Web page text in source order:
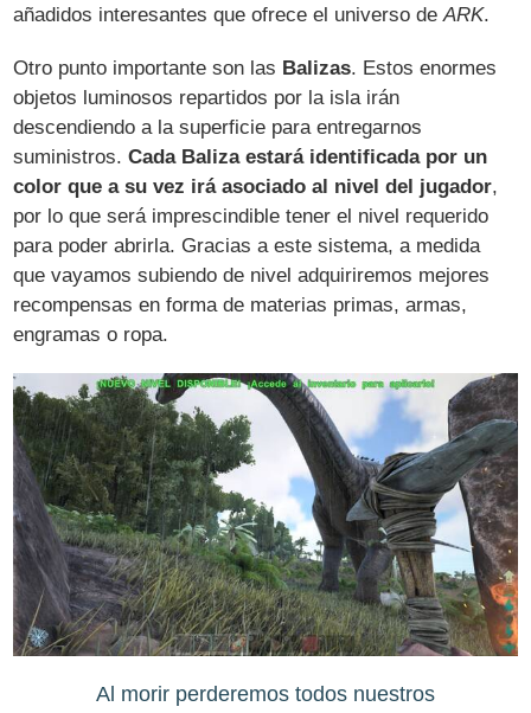
añadidos interesantes que ofrece el universo deARK.
Otro punto importante son las Balizas. Estos enormes
objetos luminosos repartidos por la isla irán
descendiendo a la superficie para entregarnos
suministros.Cada Baliza estará identificada por un
color que a su vez irá asociado al nivel del jugador,
por lo que será imprescindible tener el nivel requerido
para poder abrirla. Gracias a este sistema, a medida
que vayamos subiendo de nivel adquiriremos mejores
recompensas en forma de materias primas, armas,
engramas o ropa.
Al morir perderemos todos nuestros